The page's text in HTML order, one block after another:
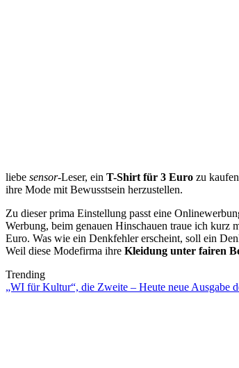
liebe sensor-Leser, ein T-Shirt für 3 Euro zu
ihre Mode mit Bewusstsein herzustellen.
Zu dieser prima Einstellung passt eine
Werbung, beim genauen Hinschauen traue ich kurz
Euro. Was wie ein Denkfehler erscheint, soll ein
Weil diese Modefirma ihre Kleidung unter fairen
Trending
„WI für Kultur“, die Zweite – Heute neue Ausgabe